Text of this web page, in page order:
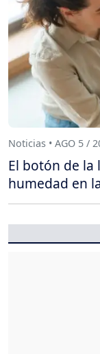
Noticias • AGO 5 /
El botón de la
humedad en